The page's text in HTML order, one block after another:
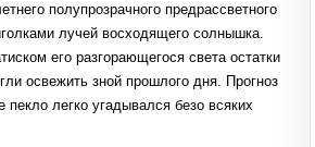
полупрозрачного предрассветного
лучей восходящего солнышка.
его разгорающегося света остатки
освежить зной прошлого дня. Прогноз
пекло легко угадывался безо всяких